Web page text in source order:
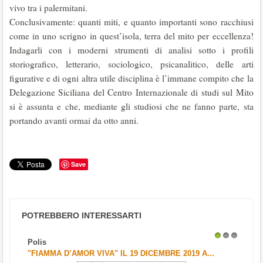
vivo tra i palermitani.
Conclusivamente: quanti miti, e quanto importanti sono racchiusi
come in uno scrigno in quest’isola, terra del mito per eccellenza!
Indagarli con i mo­derni strumenti di analisi sotto i profili
storiografico, letterario, sociologico, psicanalitico, delle arti
figurative e di ogni altra utile disciplina è l’immane compito che la
Delegazione Siciliana del Centro Internazionale di studi sul Mito
si è assunta e che, mediante gli studiosi che ne fanno parte, sta
portando avanti ormai da otto anni.
Save
POTREBBERO INTERESSARTI
Polis
"FIAMMA D’AMOR VIVA" IL 19 DICEMBRE 2019 A...